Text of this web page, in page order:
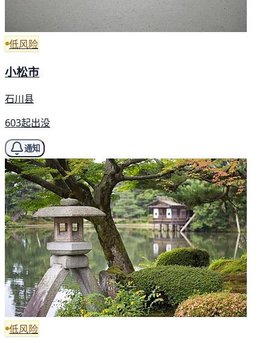
低风险
小松市
石川县
603起出没
通知
低风险